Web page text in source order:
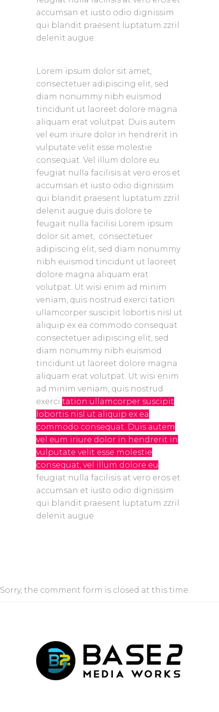
accumsan et iusto odio dignissim
qui blandit praesent luptatum zzril
delenit augue.
Lorem ipsum dolor sit amet,
consectetuer adipiscing elit, sed
diam nonummy nibh euismod
tincidunt ut laoreet dolore magna
aliquam erat volutpat. Duis autem
vel eum iriure dolor in hendrerit in
vulputate velit esse molestie
consequat. Vel illum dolore eu
feugiat nulla facilisis at vero eros et
accumsan et iusto odio dignissim
qui blandit praesent luptatum zzril
delenit augue duis dolore te
feugait nulla facilisi.Lorem ipsum
dolor sit amet, consectetuer
adipiscing elit, sed diam nonummy
nibh euismod tincidunt ut laoreet
dolore magna aliquam erat
volutpat. Ut wisi enim ad minim
veniam, quis nostrud exerci tation
ullamcorper suscipit lobortis nisl ut
aliquip ex ea commodo consequat
consectetuer adipiscing elit, sed
diam nonummy nibh euismod
tincidunt ut laoreet dolore magna
aliquam erat volutpat. Ut wisi enim
ad minim veniam, quis nostrud
exerci tation ullamcorper suscipit
lobortis nisl ut aliquip ex ea
commodo consequat. Duis autem
vel eum iriure dolor in hendrerit in
vulputate velit esse molestie
consequat, vel illum dolore eu
feugiat nulla facilisis at vero eros et
accumsan et iusto odio dignissim
qui blandit praesent luptatum zzril
delenit augue.
Sorry, the comment form is closed at this time.